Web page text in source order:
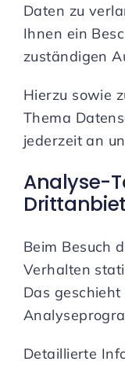
Daten zu
Ihnen ein
zuständigen
Hierzu sowie
Thema
jederzeit an
Analyse-
Beim Besuch
Verhalten
Das
Detaillierte